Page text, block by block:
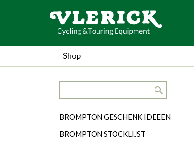
Shop
Categorieën
BROMPTON GESCHENK IDEEEN
BROMPTON STOCKLIJST